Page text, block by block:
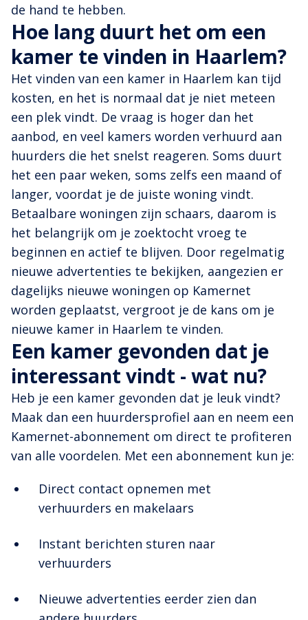
de hand te hebben.
Hoe lang duurt het om een
kamer te vinden in Haarlem?
Het vinden van een kamer in Haarlem kan tijd
kosten, en het is normaal dat je niet meteen
een plek vindt. De vraag is hoger dan het
aanbod, en veel kamers worden verhuurd aan
huurders die het snelst reageren. Soms duurt
het een paar weken, soms zelfs een maand of
langer, voordat je de juiste woning vindt.
Betaalbare woningen zijn schaars, daarom is
het belangrijk om je zoektocht vroeg te
beginnen en actief te blijven. Door regelmatig
nieuwe advertenties te bekijken, aangezien er
dagelijks nieuwe woningen op Kamernet
worden geplaatst, vergroot je de kans om je
nieuwe kamer in Haarlem te vinden.
Een kamer gevonden dat je
interessant vindt - wat nu?
Heb je een kamer gevonden dat je leuk vindt?
Maak dan een huurdersprofiel aan en neem een
Kamernet-abonnement om direct te profiteren
van alle voordelen. Met een abonnement kun je:
Direct contact opnemen met
verhuurders en makelaars
Instant berichten sturen naar
verhuurders
Nieuwe advertenties eerder zien dan